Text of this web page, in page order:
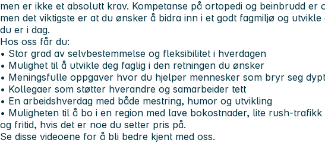
men er ikke et absolutt krav. Kompetanse på ortopedi og beinbrudd er
men det viktigste er at du ønsker å bidra inn i et godt fagmiljø og
du er i dag.
Hos oss får du:
• Stor grad av selvbestemmelse og fleksibilitet i hverdagen
• Mulighet til å utvikle deg faglig i den retningen du ønsker
• Meningsfulle oppgaver hvor du hjelper mennesker som bryr seg
• Kollegaer som støtter hverandre og samarbeider tett
• En arbeidshverdag med både mestring, humor og utvikling
• Muligheten til å bo i en region med lave bokostnader, lite rush-
og fritid, hvis det er noe du setter pris på.
Se disse videoene for å bli bedre kjent med oss.